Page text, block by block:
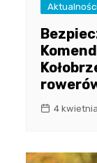
Aktualności
4